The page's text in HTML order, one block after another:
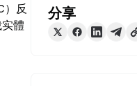
）反
體
分享